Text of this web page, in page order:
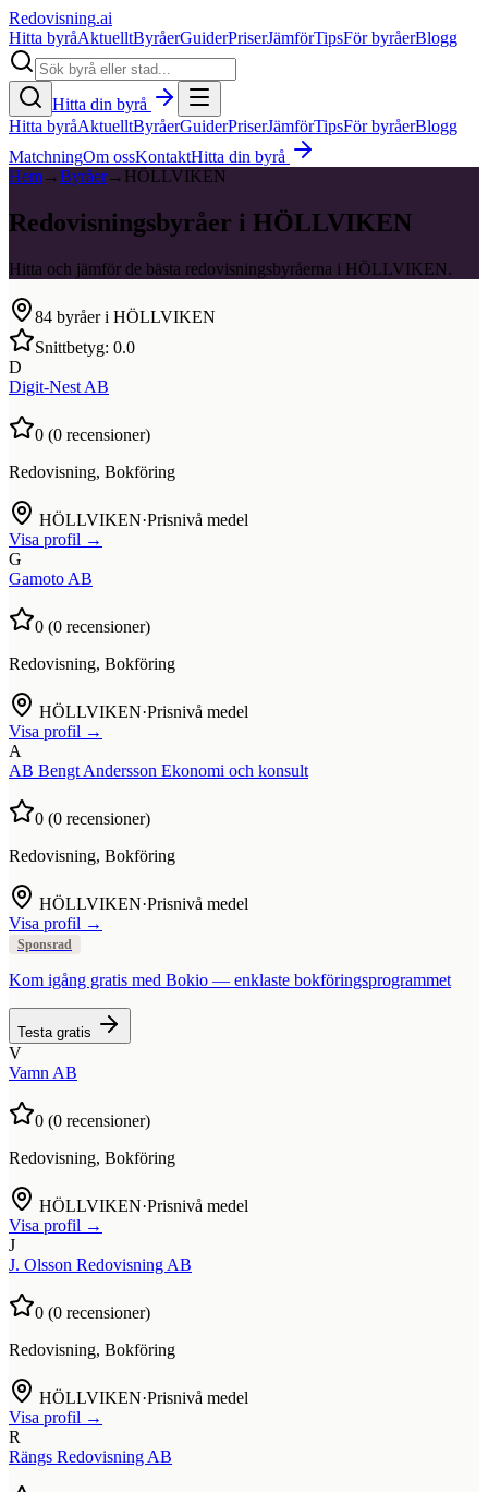
Redovisning.ai
Hitta byråAktuelltByråerGuiderPriserJämförTipsFör byråerBlogg
Hitta din byrå
Hitta byråAktuelltByråerGuiderPriserJämförTipsFör byråerBlogg
MatchningOm ossKontaktHitta din byrå
Hem→Byråer→ HÖLLVIKEN
Redovisningsbyråer i HÖLLVIKEN
Hitta och jämför de bästa redovisningsbyråerna i HÖLLVIKEN.
84 byråer i HÖLLVIKEN
Snittbetyg: 0.0
D
Digit-Nest AB
0 (0 recensioner)
Redovisning, Bokföring
HÖLLVIKEN·Prisnivå medel
Visa profil →
G
Gamoto AB
0 (0 recensioner)
Redovisning, Bokföring
HÖLLVIKEN·Prisnivå medel
Visa profil →
A
AB Bengt Andersson Ekonomi och konsult
0 (0 recensioner)
Redovisning, Bokföring
HÖLLVIKEN·Prisnivå medel
Visa profil →
Sponsrad
Kom igång gratis med Bokio — enklaste bokföringsprogrammet
Testa gratis
V
Vamn AB
0 (0 recensioner)
Redovisning, Bokföring
HÖLLVIKEN·Prisnivå medel
Visa profil →
J
J. Olsson Redovisning AB
0 (0 recensioner)
Redovisning, Bokföring
HÖLLVIKEN·Prisnivå medel
Visa profil →
R
Rängs Redovisning AB